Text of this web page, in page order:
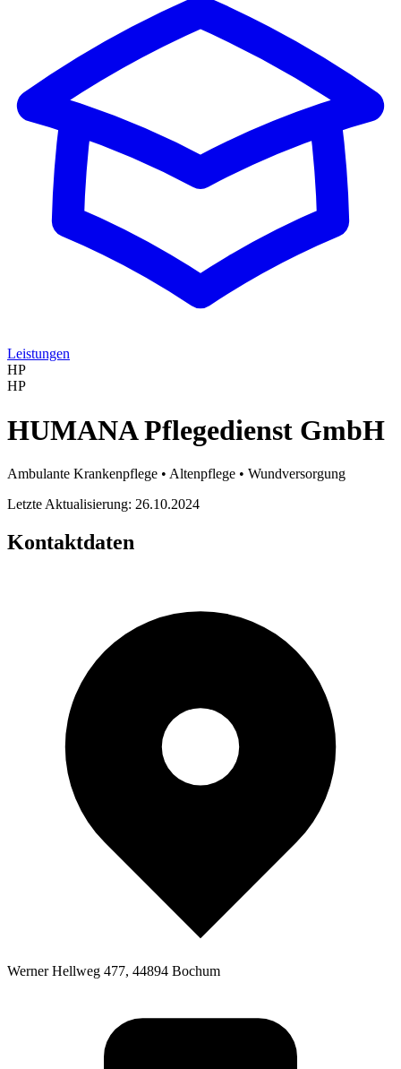
Leistungen
HP
HP
HUMANA Pflegedienst GmbH
Ambulante Krankenpflege • Altenpflege • Wundversorgung
Letzte Aktualisierung: 26.10.2024
Kontaktdaten
Werner Hellweg 477, 44894 Bochum